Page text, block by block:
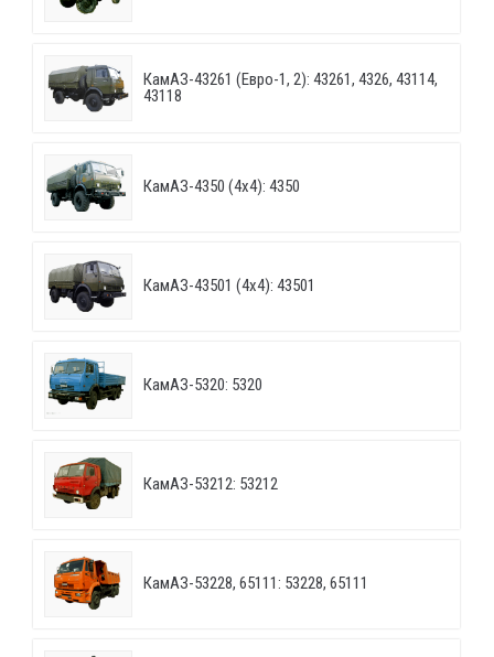
КамАЗ-43261 (Евро-1, 2): 43261, 4326, 43114,
43118
КамАЗ-4350 (4х4): 4350
КамАЗ-43501 (4х4): 43501
КамАЗ-5320: 5320
КамАЗ-53212: 53212
КамАЗ-53228, 65111: 53228, 65111